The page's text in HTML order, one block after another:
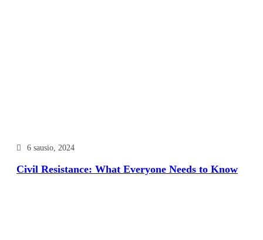
6 sausio, 2024
Civil Resistance: What Everyone Needs to Know